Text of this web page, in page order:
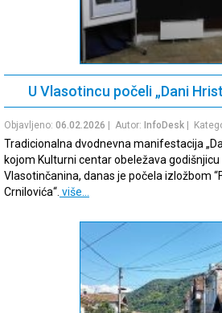
U Vlasotincu počeli „Dani
Objavljeno: 06.02.2026 | Autor: InfoDesk |
Tradicionalna dvodnevna manifestacija
kojom Kulturni centar obeležava
Vlasotinčanina, danas je počela izložbom
Crnilovića“. više…